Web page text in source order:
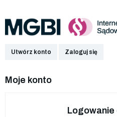
Utwórz konto Zaloguj się
Moje konto
Logowanie